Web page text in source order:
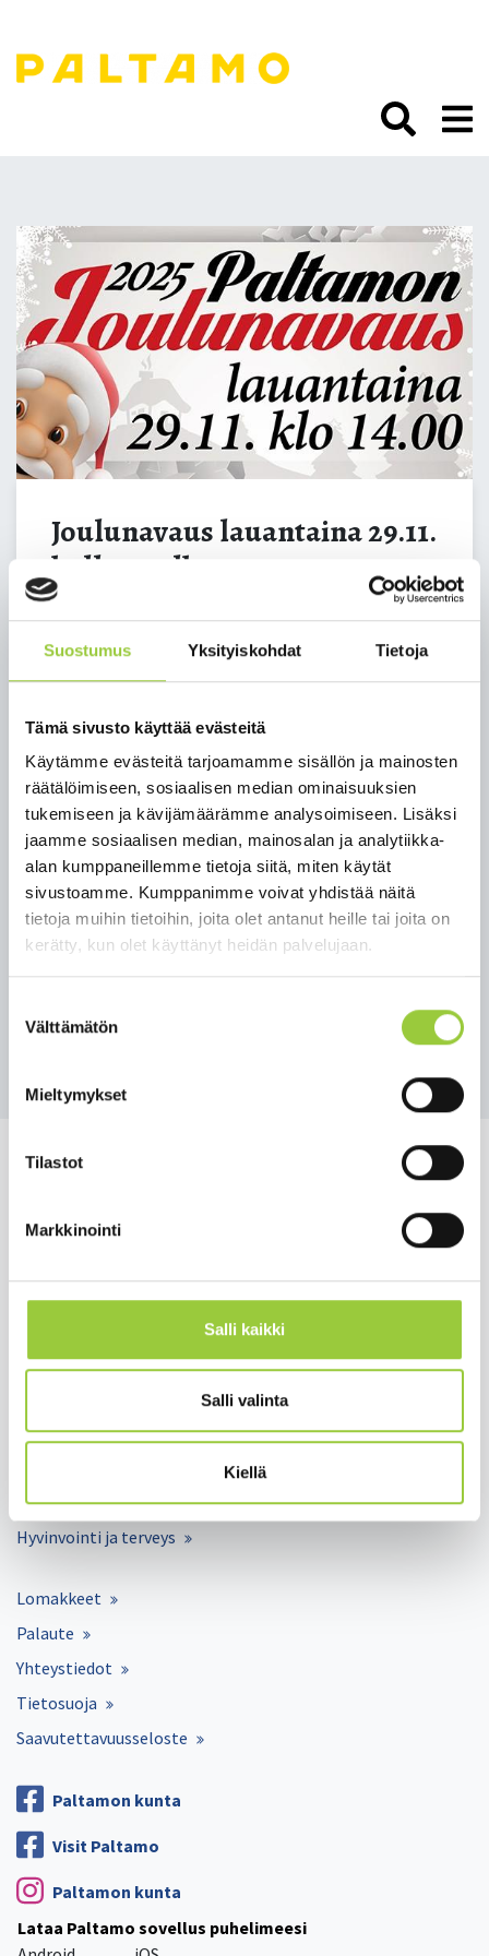
Suostumus Yksityiskohdat Tietoja
Tämä sivusto käyttää evästeitä
Käytämme evästeitä tarjoamamme sisällön ja mainosten
räätälöimiseen, sosiaalisen median ominaisuuksien
tukemiseen ja kävijämäärämme analysoimiseen. Lisäksi
jaamme sosiaalisen median, mainosalan ja analytiikka-
alan kumppaneillemme tietoja siitä, miten käytät
sivustoamme. Kumppanimme voivat yhdistää näitä
tietoja muihin tietoihin, joita olet antanut heille tai joita on
kerätty, kun olet käyttänyt heidän palvelujaan.
valinta
Välttämätön
Mieltymykset
Tilastot
Markkinointi
Salli kaikki
Salli valinta
Kiellä
Joulunavaus lauantaina
29.11. kello 14 alkaen
Joulunavaus lauantaina 29.11.
kello 14 alkaen
Eino Leinon puistossa joulunavaustapahtuman
lauantaina 29.11. kello 14 alkaen. Esiintymässä
järjestämää joulutekemistä lapsille sekä kunnan ja
yrittäjien tarjoamat joulutortut ja glögit.
Tervetuloa kokemaan yhdessä joulun taikaa! Vapaa
pääsy!
Tapahtumaa ovat järjestämässä Paltamon kunta,
Paltamon yrittäjät, MLL Paltamo sekä OP Kainuu.
Lisätietoa:
Maria Pöppönen, viestintäsuunnittelija
Salmelankuja 1, 88300 Paltamo
Asuminen ja ympäristö
Varhaiskasvatus ja opetus
Matkailu ja vapaa-aika
Kunta ja hallinto
Hyvinvointi ja terveys
Lomakkeet
Palaute
Yhteystiedot
Tietosuoja
Saavutettavuusseloste
Paltamon kunta
Visit Paltamo
Paltamon kunta
Lataa Paltamo sovellus puhelimeesi